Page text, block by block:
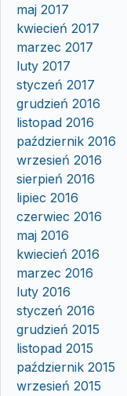
maj 2017
kwiecień 2017
marzec 2017
luty 2017
styczeń 2017
grudzień 2016
listopad 2016
październik 2016
wrzesień 2016
sierpień 2016
lipiec 2016
czerwiec 2016
maj 2016
kwiecień 2016
marzec 2016
luty 2016
styczeń 2016
grudzień 2015
listopad 2015
październik 2015
wrzesień 2015